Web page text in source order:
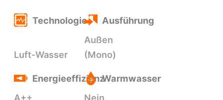
Technologie
Luft-Wasser
Ausführung
Außen
(Mono)
Energieeffizienz
A++
Warmwasser
Nein